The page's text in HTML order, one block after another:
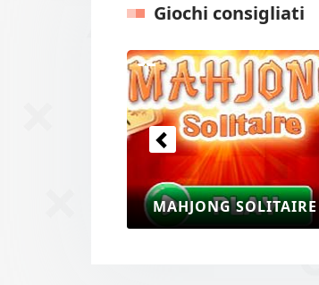
Giochi consigliati
MAHJONG SOLITAIRE
Precedente